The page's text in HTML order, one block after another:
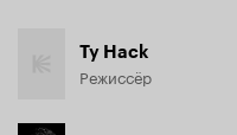
Ty Hack
Режиссёр